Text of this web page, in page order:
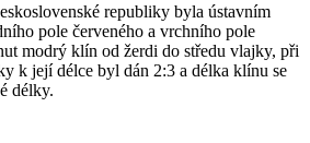
republiky byla ústavním
pole červeného a vrchního pole
modrý klín od žerdi do středu vlajky, při
k její délce byl dán 2:3 a délka klínu se
délky.